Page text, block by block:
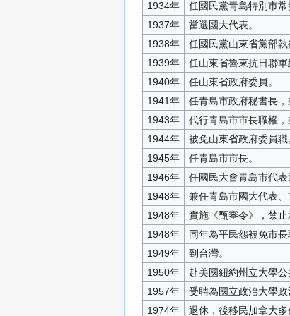
1934年
任國民黨青島特別市常
1937年
當選國大代表。
1938年
任國民黨山東省黨部
1939年
任山東省魯東抗日聯軍
1940年
任山東省政府委員。
1941年
任青島市政府秘書長，
1943年
代行青島市市長職權，
1944年
被免山東省政府委員職
1945年
任青島市市長。
1946年
任國民大會青島市代
1948年
兼任青島市國大代表
1948年
實施《甄審令》，禁
1948年
同年為平民怨被免市長
1949年
到台灣。
1950年
赴美國紐約州立大學公
1957年
受聘為國立政治大學政
1974年
退休，後移民加拿大多